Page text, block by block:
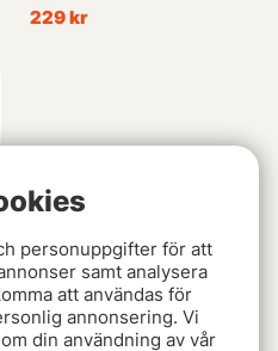
229 kr
personuppgifter för att
samt analysera
att användas för
annonsering. Vi
din användning av vår